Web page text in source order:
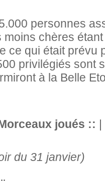
personnes
moins chères
ce qui était prévu
privilégiés sont
à la Belle
joués :: |
du 31 janvier)